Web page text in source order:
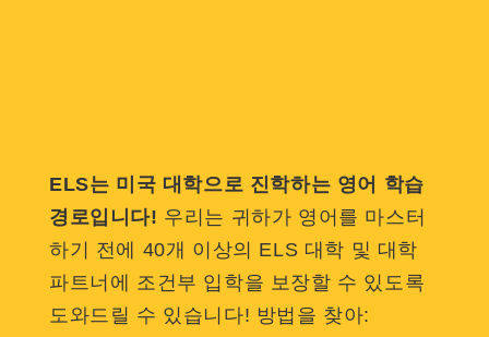
ELS는 미국 대학으로 진학하는 영어 학습
경로입니다! 우리는 귀하가 영어를 마스터
하기 전에 40개 이상의 ELS 대학 및 대학
파트너에 조건부 입학을 보장할 수 있도록
도와드릴 수 있습니다! 방법을 찾아: